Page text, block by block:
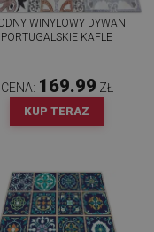
WINYLOWY DYWAN
PORTUGALSKIE KAFLE
CENA: 169.99 ZŁ
KUP TERAZ